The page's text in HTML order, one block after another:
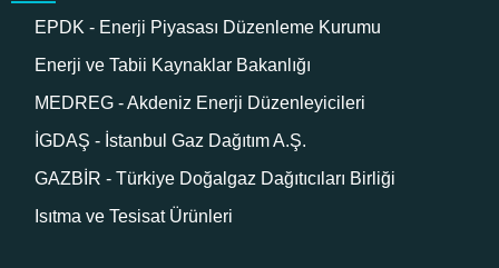
EPDK - Enerji Piyasası Düzenleme Kurumu
Enerji ve Tabii Kaynaklar Bakanlığı
MEDREG - Akdeniz Enerji Düzenleyicileri
İGDAŞ - İstanbul Gaz Dağıtım A.Ş.
GAZBİR - Türkiye Doğalgaz Dağıtıcıları Birliği
Isıtma ve Tesisat Ürünleri